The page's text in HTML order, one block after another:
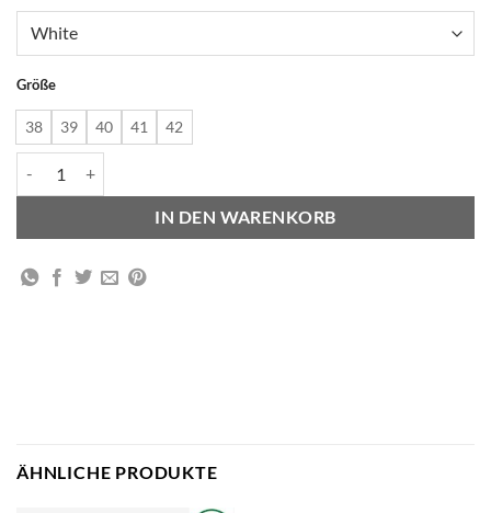
Größe
38 39 40 41 42
IN DEN WARENKORB
ÄHNLICHE PRODUKTE